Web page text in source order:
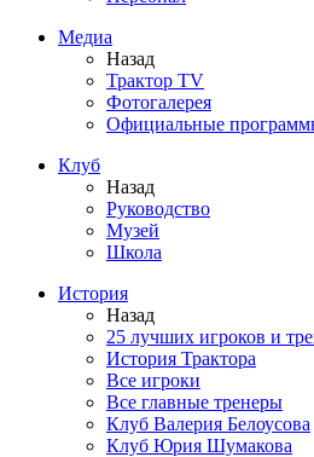
Медиа
Назад
Трактор TV
Фотогалерея
Официальные
Клуб
Назад
Руководство
Музей
Школа
История
Назад
25 лучших игроков и
История Трактора
Все игроки
Все главные тренеры
Клуб Валерия Белоусова
Клуб Юрия Шумакова